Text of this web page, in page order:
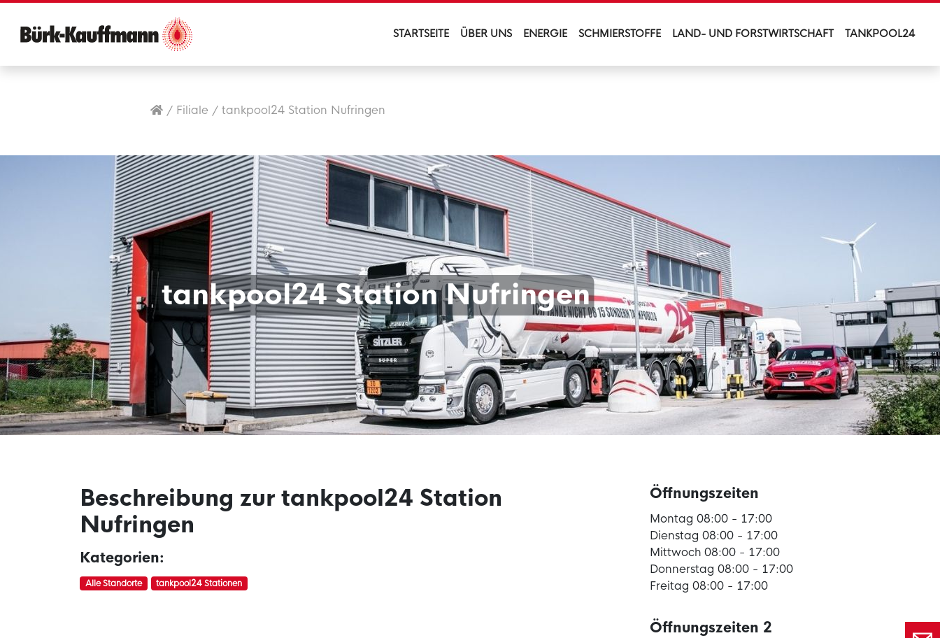
STARTSEITE ÜBER UNS ENERGIE SCHMIERSTOFFE LAND- UND FORSTWIRTSCHAFT TANKPOOL24
/ Filiale /tankpool24 Station Nufringen
tankpool24 Station Nufringen
Beschreibung zur tankpool24 Station
Nufringen
Kategorien:
Alle Standorte tankpool24 Stationen
Öffnungszeiten
Montag 08:00 - 17:00
Dienstag 08:00 - 17:00
Mittwoch 08:00 - 17:00
Donnerstag 08:00 - 17:00
Freitag 08:00 - 17:00
Öffnungszeiten 2